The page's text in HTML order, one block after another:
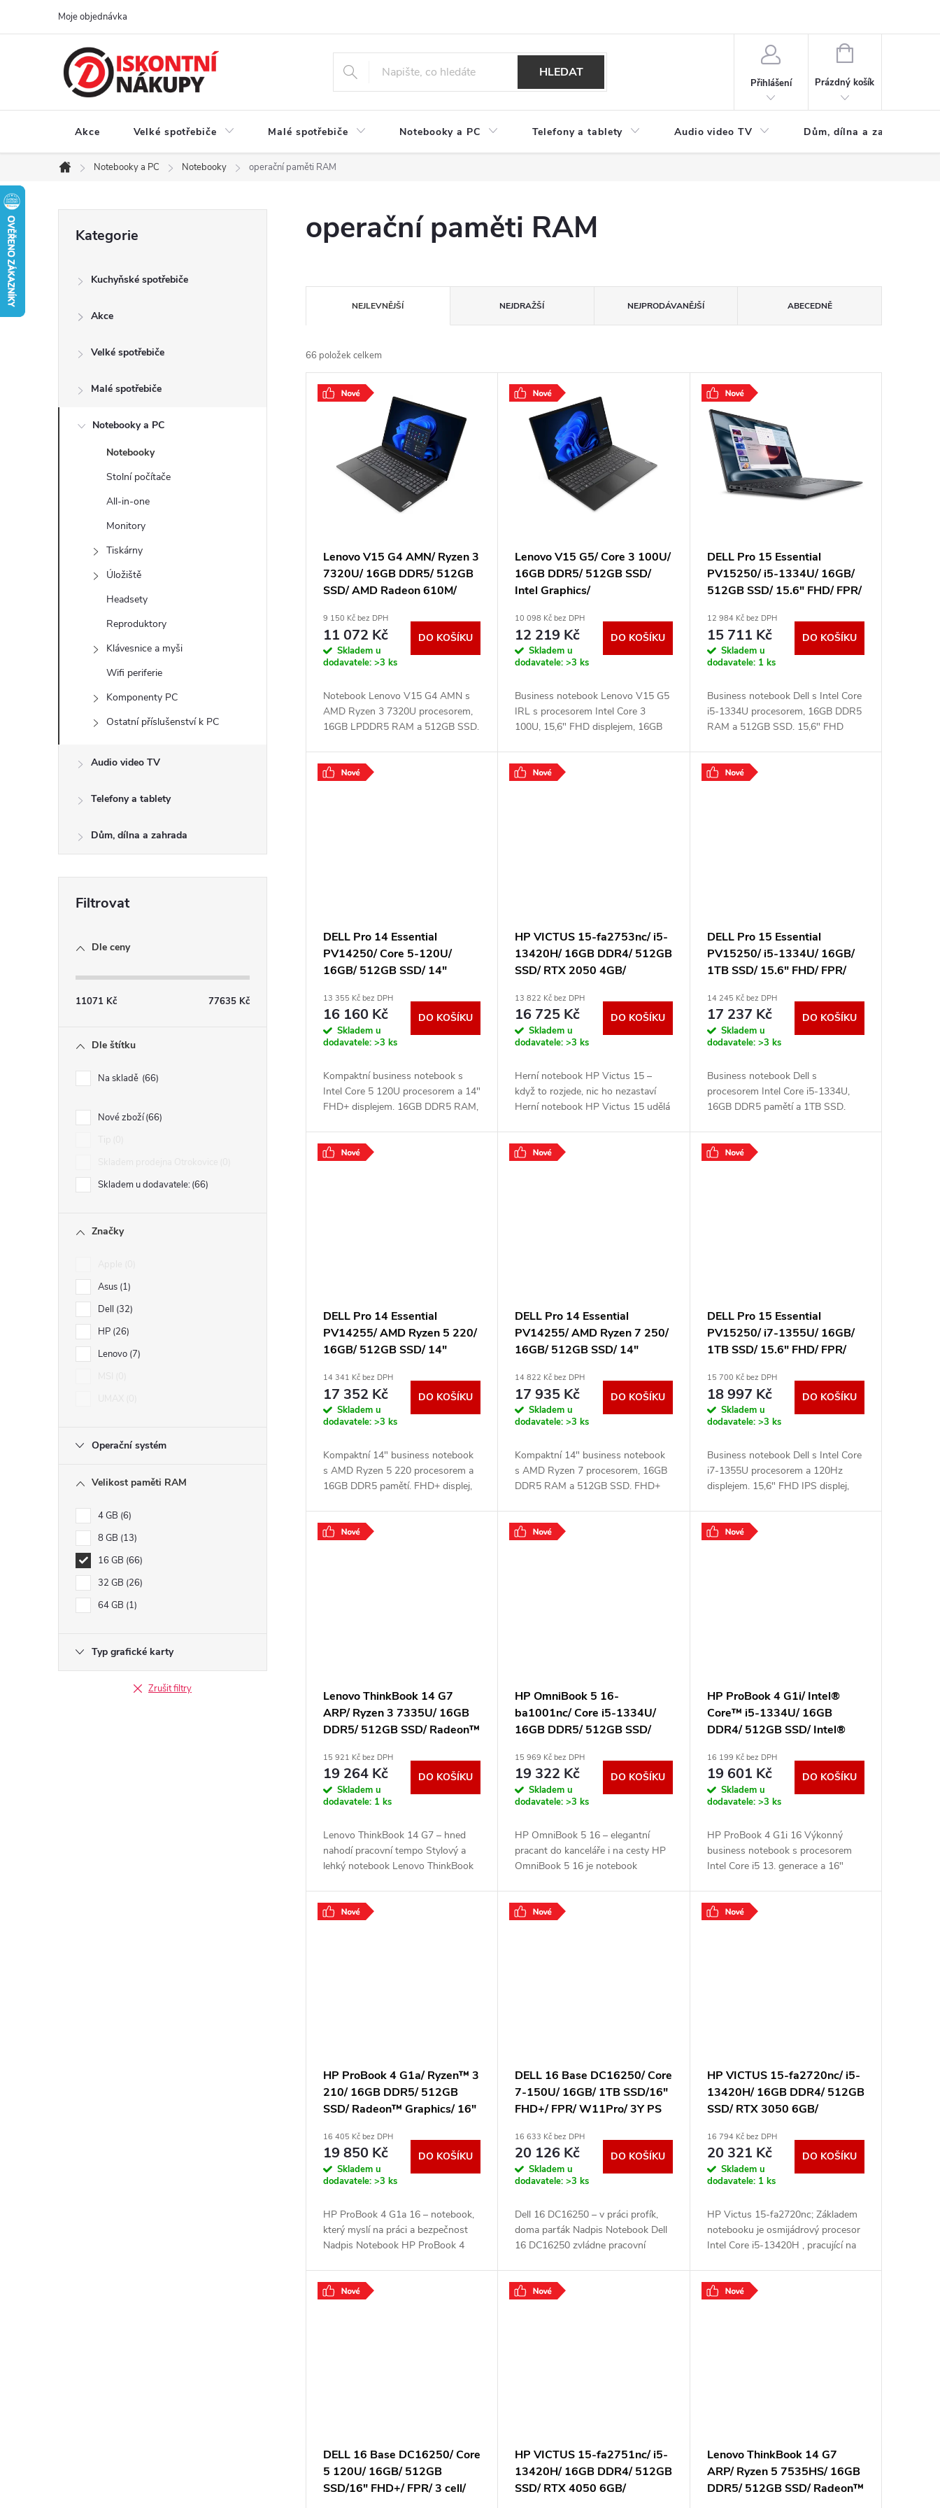
Moje objednávka
HLEDAT
Přihlášení
NÁKUPNÍ
Prázdný košík
Akce Velké spotřebiče Malé spotřebiče Notebooky a PC Telefony a tablety Audio video TV Dům, dílna a zahrada
Domů
Notebooky a PC Notebooky operační paměti RAM
a
kategorie
Kategorie
Kuchyňské spotřebiče
Akce
Velké spotřebiče
Malé spotřebiče
Notebooky a PC
Notebooky
Stolní počítače
All-in-one
Monitory
Tiskárny
Úložiště
Headsety
Reproduktory
Klávesnice a myši
Wifi periferie
Komponenty PC
Ostatní příslušenství k PC
Audio video TV
Telefony a tablety
Dům, dílna a zahrada
Dle ceny
11071 Kč 77635 Kč
Dle štítku
Na skladě 66
Nové zboží 66
Skladem u dodavatele: 66
Značky
Asus 1
Dell 32
HP 26
Lenovo 7
Operační systém
Velikost paměti RAM
4 GB 6
8 GB 13
16 GB 66
32 GB 26
64 GB 1
Typ grafické karty
Zrušit filtry
operační paměti RAM
a
z
e
ů
NEJLEVNĚJŠÍ NEJDRAŽŠÍ NEJPRODÁVANĚJŠÍ ABECEDNĚ
66 položek celkem
V
Lenovo V15 G4 AMN/ Ryzen 3
7320U/ 16GB DDR5/ 512GB
SSD/ AMD Radeon 610M/
černý 82YU00VKCK
9 150 Kč bez DPH
11 072 Kč
Skladem u
dodavatele: >3 ks
DO KOŠÍKU
Notebook Lenovo V15 G4 AMN s
AMD Ryzen 3 7320U procesorem,
16GB LPDDR5 RAM a 512GB SSD.
Bluetooth 5.3, Windows bez
Lenovo V15 G5/ Core 3 100U/
16GB DDR5/ 512GB SSD/
Intel Graphics/
černý 83GW00BCCK
10 098 Kč bez DPH
12 219 Kč
Skladem u
dodavatele:>3 ks
DO KOŠÍKU
Business notebook Lenovo V15 G5
IRL s procesorem Intel Core 3
100U, 15,6" FHD displejem, 16GB
Graphics, Wi-Fi 6, Bluetooth 5.2,
DELL Pro 15 Essential
PV15250/ i5-1334U/ 16GB/
512GB SSD/ 15.6" FHD/ FPR/
5TR1T
12 984 Kč bez DPH
15 711 Kč
Skladem u
dodavatele: 1 ks
DO KOŠÍKU
Business notebook Dell s Intel Core
i5-1334U procesorem, 16GB DDR5
RAM a 512GB SSD. 15,6" FHD
Windows 11 Pro. Odolná
DELL Pro 14 Essential
PV14250/ Core 5-120U/
16GB/ 512GB SSD/ 14"
on-site FF4T6
13 355 Kč bez DPH
16 160 Kč
Skladem u
dodavatele: >3 ks
DO KOŠÍKU
Kompaktní business notebook s
Intel Core 5 120U procesorem a 14"
FHD+ displejem. 16GB DDR5 RAM,
Copilot tlačítkem,
HP VICTUS 15-fa2753nc/ i5-
13420H/ 16GB DDR4/ 512GB
SSD/ RTX 2050 4GB/
stříbrný B84GQEA#BCM
13 822 Kč bez DPH
16 725 Kč
Skladem u
dodavatele:>3 ks
DO KOŠÍKU
Herní notebook HP Victus 15 –
když to rozjede, nic ho nezastaví
Herní notebook HP Victus 15 udělá
moderní
DELL Pro 15 Essential
PV15250/ i5-1334U/ 16GB/
1TB SSD/ 15.6" FHD/ FPR/
on-site H67ND
14 245 Kč bez DPH
17 237 Kč
Skladem u
dodavatele: >3 ks
DO KOŠÍKU
Business notebook Dell s
procesorem Intel Core i5-1334U,
16GB DDR5 pamětí a 1TB SSD.
certifikace
DELL Pro 14 Essential
PV14255/ AMD Ryzen 5 220/
16GB/ 512GB SSD/ 14"
on-site DP7WX
14 341 Kč bez DPH
17 352 Kč
Skladem u
dodavatele: >3 ks
DO KOŠÍKU
Kompaktní 14" business notebook
s AMD Ryzen 5 220 procesorem a
16GB DDR5 pamětí. FHD+ displej,
Windows 11
DELL Pro 14 Essential
PV14255/ AMD Ryzen 7 250/
16GB/ 512GB SSD/ 14"
on-site FTR0V
14 822 Kč bez DPH
17 935 Kč
Skladem u
dodavatele:>3 ks
DO KOŠÍKU
Kompaktní 14" business notebook
s AMD Ryzen 7 procesorem, 16GB
DDR5 RAM a 512GB SSD. FHD+
vojenská odolnost a
DELL Pro 15 Essential
PV15250/ i7-1355U/ 16GB/
1TB SSD/ 15.6" FHD/ FPR/
59Y3R
15 700 Kč bez DPH
18 997 Kč
Skladem u
dodavatele: >3 ks
DO KOŠÍKU
Business notebook Dell s Intel Core
i7-1355U procesorem a 120Hz
displejem. 15,6" FHD IPS displej,
otisků prstů,
Lenovo ThinkBook 14 G7
ARP/ Ryzen 3 7335U/ 16GB
DDR5/ 512GB SSD/ Radeon™
W11H/ šedý 21MV002UCK
15 921 Kč bez DPH
19 264 Kč
Skladem u
dodavatele: 1 ks
DO KOŠÍKU
Lenovo ThinkBook 14 G7 – hned
nahodí pracovní tempo Stylový a
lehký notebook Lenovo ThinkBook
kanceláři i v pohodlí
HP OmniBook 5 16-
ba1001nc/ Core i5-1334U/
16GB DDR5/ 512GB SSD/
16"WUXGA,OLED/ W11H/
stříbrný C09XCEA#BCM
15 969 Kč bez DPH
19 322 Kč
Skladem u
dodavatele:>3 ks
DO KOŠÍKU
HP OmniBook 5 16 – elegantní
pracant do kanceláře i na cesty HP
OmniBook 5 16 je notebook
výkon
HP ProBook 4 G1i/ Intel®
Core™ i5-1334U/ 16GB
DDR4/ 512GB SSD/ Intel®
bez OS/ stříbrný
B39Y4AT#BCM
16 199 Kč bez DPH
19 601 Kč
Skladem u
dodavatele: >3 ks
DO KOŠÍKU
HP ProBook 4 G1i 16 Výkonný
business notebook s procesorem
Intel Core i5 13. generace a 16"
notebook s 10jádrovým
HP ProBook 4 G1a/ Ryzen™ 3
210/ 16GB DDR5/ 512GB
SSD/ Radeon™ Graphics/ 16"
stříbrný B9YV9ET#BCM
16 405 Kč bez DPH
19 850 Kč
Skladem u
dodavatele: >3 ks
DO KOŠÍKU
HP ProBook 4 G1a 16 – notebook,
který myslí na práci a bezpečnost
Nadpis Notebook HP ProBook 4
přenosný
DELL 16 Base DC16250/ Core
7-150U/ 16GB/ 1TB SSD/16"
FHD+/ FPR/ W11Pro/ 3Y PS
16 633 Kč bez DPH
20 126 Kč
Skladem u
dodavatele:>3 ks
DO KOŠÍKU
Dell 16 DC16250 – v práci profík,
doma parťák Nadpis Notebook Dell
16 DC16250 zvládne pracovní
o
HP VICTUS 15-fa2720nc/ i5-
13420H/ 16GB DDR4/ 512GB
SSD/ RTX 3050 6GB/
stříbrný B7VG1EA#BCM
16 794 Kč bez DPH
20 321 Kč
Skladem u
dodavatele: 1 ks
DO KOŠÍKU
HP Victus 15-fa2720nc; Základem
notebooku je osmijádrový procesor
Intel Core i5-13420H , pracující na
15,6"
DELL 16 Base DC16250/ Core
5 120U/ 16GB/ 512GB
SSD/16" FHD+/ FPR/ 3 cell/
HP VICTUS 15-fa2751nc/ i5-
13420H/ 16GB DDR4/ 512GB
SSD/ RTX 4050 6GB/
Lenovo ThinkBook 14 G7
ARP/ Ryzen 5 7535HS/ 16GB
DDR5/ 512GB SSD/ Radeon™